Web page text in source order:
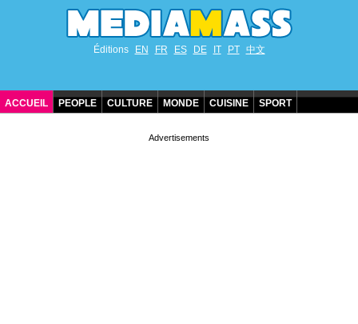
Éditions EN FR ES DE IT PT 中文
ACCUEIL PEOPLE CULTURE MONDE CUISINE SPORT